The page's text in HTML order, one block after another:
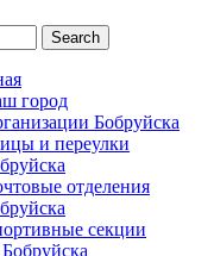
город
Бобруйска
и переулки
отделения
секции
Бобруйска